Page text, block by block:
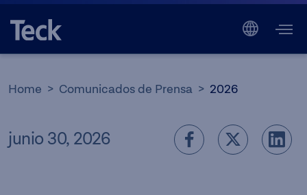
Home Comunicados de Prensa 2026
junio 30, 2026